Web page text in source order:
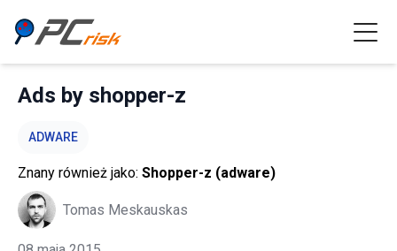
Ads by shopper-z
ADWARE
Znany również jako: Shopper-z (adware)
Tomas Meskauskas